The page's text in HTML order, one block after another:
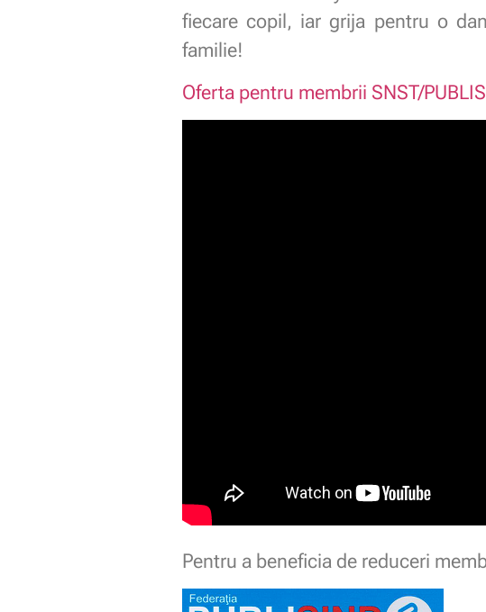
fiecare copil, iar grija pentru o
familie!
Oferta pentru membrii SNST/
Pentru a beneficia de reduceri